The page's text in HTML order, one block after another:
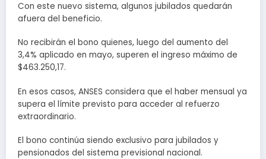
Con este nuevo sistema, algunos jubilados quedarán
afuera del beneficio.
No recibirán el bono quienes, luego del aumento del
3,4% aplicado en mayo, superen el ingreso máximo de
$463.250,17.
En esos casos, ANSES considera que el haber mensual ya
supera el límite previsto para acceder al refuerzo
extraordinario.
El bono continúa siendo exclusivo para jubilados y
pensionados del sistema previsional nacional.